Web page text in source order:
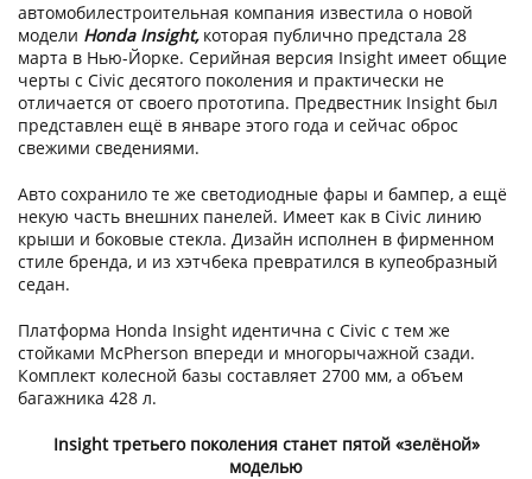
автомобилестроительная компания известила о новой
модели Honda Insight, которая публично предстала 28
марта в Нью-Йорке. Серийная версия Insight имеет общие
черты с Civic десятого поколения и практически не
отличается от своего прототипа. Предвестник Insight был
представлен ещё в январе этого года и сейчас оброс
свежими сведениями.
Авто сохранило те же светодиодные фары и бампер, а ещё
некую часть внешних панелей. Имеет как в Civic линию
крыши и боковые стекла. Дизайн исполнен в фирменном
стиле бренда, и из хэтчбека превратился в купеобразный
седан.
Платформа Honda Insight идентична с Civic с тем же
стойками McPherson впереди и многорычажной сзади.
Комплект колесной базы составляет 2700 мм, а объем
багажника 428 л.
Insight третьего поколения станет пятой «зелёной»
моделью